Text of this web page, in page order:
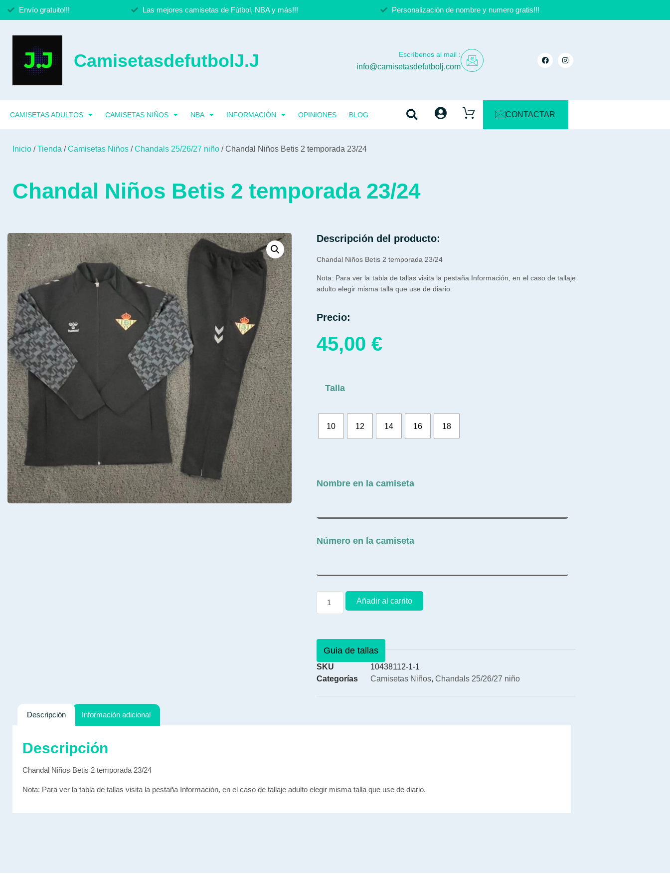
Envío gratuito!!! Las mejores camisetas de Fútbol, NBA y más!!! Personalización de nombre y numero gratis!!!
CamisetasdefutbolJ.J Escríbenos al mail :
info@camisetasdefutbolj.com
CAMISETAS ADULTOS CAMISETAS NIÑOS NBA INFORMACIÓN OPINIONES BLOG CONTACTAR
Inicio /Tienda /Camisetas Niños /Chandals 25/26/27 niño / Chandal Niños Betis 2 temporada 23/24
Chandal Niños Betis 2 temporada 23/24
Descripción del producto:
Chandal Niños Betis 2 temporada 23/24
Nota: Para ver la tabla de tallas visita la pestaña Información, en el caso de tallaje
adulto elegir misma talla que use de diario.
Precio:
45,00 €
Talla
10 12 14 16 18
Nombre en la camiseta
Número en la camiseta
Añadir al carrito
Guia de tallas
SKU
10438112-1-1
Categorías
Camisetas Niños, Chandals 25/26/27 niño
Descripción Información adicional
Descripción
Chandal Niños Betis 2 temporada 23/24
Nota: Para ver la tabla de tallas visita la pestaña Información, en el caso de tallaje adulto elegir misma talla que use de diario.